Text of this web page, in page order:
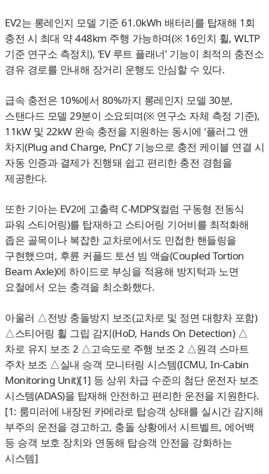
EV2는 롱레인지 모델 기준 61.0kWh 배터리를 탑재해 1회
충전 시 최대 약 448km 주행 가능하며(※ 16인치 휠, WLTP
기준 연구소 측정치), ‘EV 루트 플래너’ 기능이 최적의 충전소
경유 경로를 안내해 장거리 운행도 안심할 수 있다.
급속 충전은 10%에서 80%까지 롱레인지 모델 30분,
스탠다드 모델 29분이 소요되며(※ 연구소 자체 측정 기준),
11kW 및 22kW 완속 충전을 지원하는 동시에 ‘플러그 앤
차지(Plug and Charge, PnC)’ 기능으로 충전 케이블 연결 시
자동 인증과 결제가 진행돼 쉽고 편리한 충전 경험을
제공한다.
또한 기아는 EV2에 고출력 C-MDPS(컬럼 구동형 전동식
파워 스티어링)를 탑재하고 스티어링 기어비를 최적화해
좁은 골목이나 복잡한 교차로에서도 민첩한 핸들링을
구현했으며, 후륜 커플드 토션 빔 액슬(Coupled Tortion
Beam Axle)에 하이드로 부싱을 적용해 방지턱과 노면
요철에서 오는 충격을 최소화했다.
아울러 △전방 충돌방지 보조(교차로 및 정면 대향차 포함)
△스티어링 휠 그립 감지(HoD, Hands On Detection) △
차로 유지 보조 2 △고속도로 주행 보조 2 △원격 스마트
주차 보조 △실내 승객 모니터링 시스템(ICMU, In-Cabin
Monitoring Unit)[1] 등 상위 차급 수준의 첨단 운전자 보조
시스템(ADAS)을 탑재해 안전하고 편리한 운전을 지원한다.
[1: 룸미러에 내장된 카메라로 탑승객 상태를 실시간 감지해
부주의 운전을 경고하고, 충돌 상황에서 시트벨트, 에어백
등 승객 보호 장치와 연동해 탑승객 안전을 강화하는
시스템]